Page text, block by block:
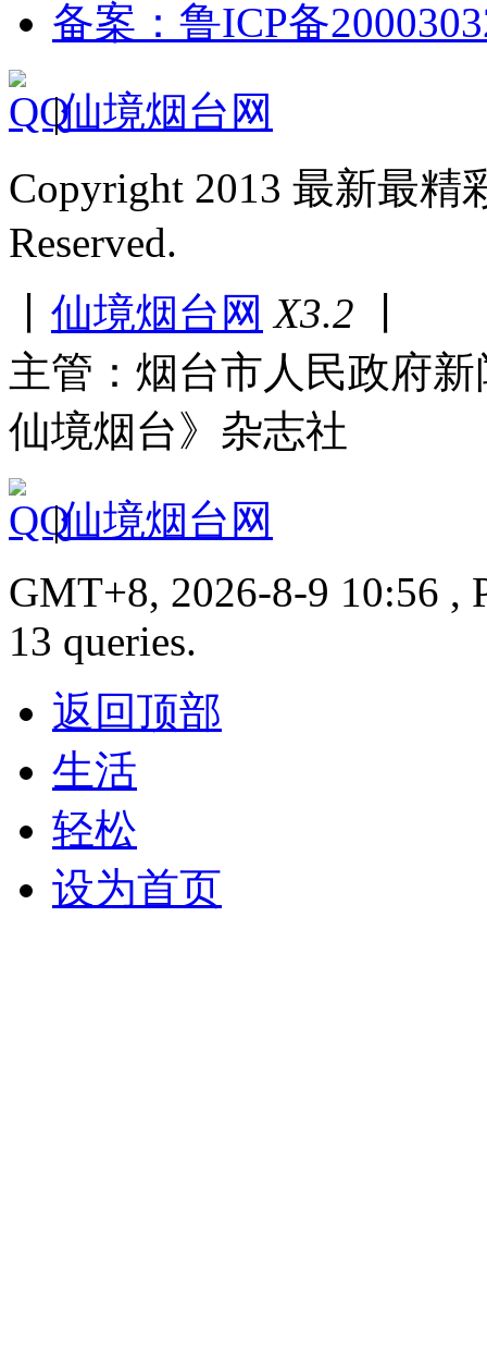
备案：鲁ICP备
|仙境烟台网
Copyright 2013 最新最
Reserved.
仙境烟台网 X3.2
主管：烟台市人民政府
仙境烟台》杂志社
|仙境烟台网
GMT+8, 2026-8-9 10:56 ,
13 queries.
返回顶部
生活
轻松
设为首页